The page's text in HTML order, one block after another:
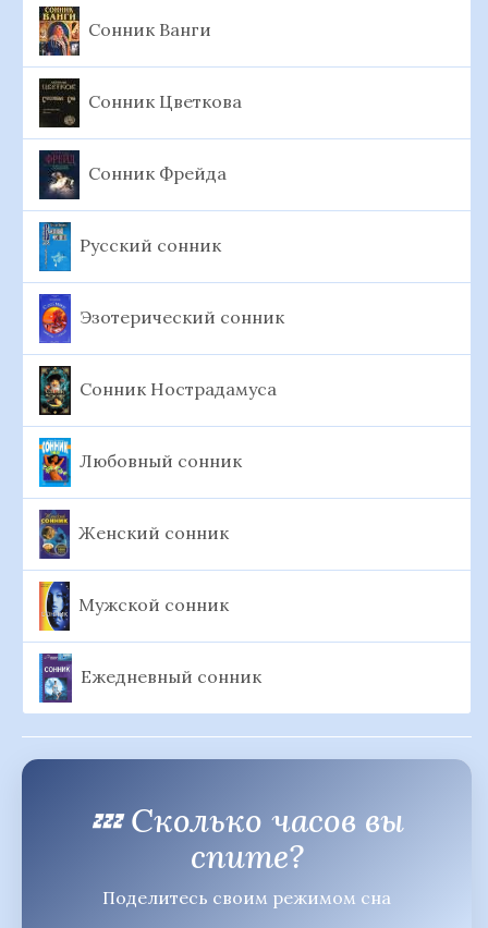
Сонник Ванги
Сонник Цветкова
Сонник Фрейда
Русский сонник
Эзотерический сонник
Сонник Нострадамуса
Любовный сонник
Женский сонник
Мужской сонник
Ежедневный сонник
💤 Сколько часов вы
спите?
Поделитесь своим режимом сна